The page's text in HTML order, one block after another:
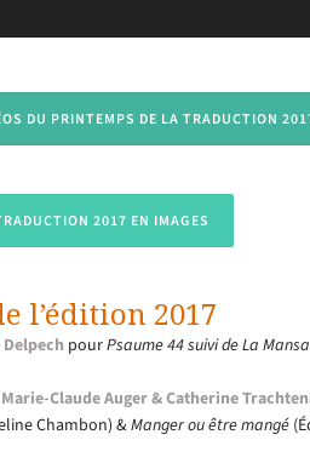
DU PRINTEMPS DE LA TRADUCTION
2017 EN IMAGES
l’édition 2017
pourPsaume 44 suivi de La
Claude Auger & Catherine
Chambon) &Manger ou être mangé